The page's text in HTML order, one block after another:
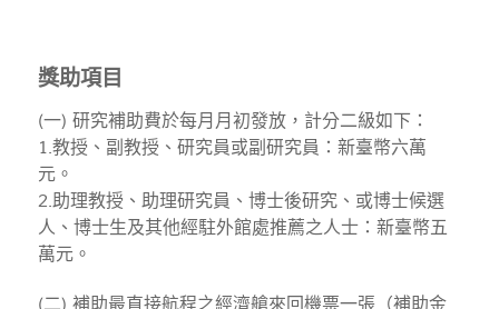
獎助項目
(一) 研究補助費於每月月初發放，計分二級如下：
1.教授、副教授、研究員或副研究員：新臺幣六萬
元。
2.助理教授、助理研究員、博士後研究、或博士候選
人、博士生及其他經駐外館處推薦之人士：新臺幣五
萬元。
(二) 補助最直接航程之經濟艙來回機票一張（補助金